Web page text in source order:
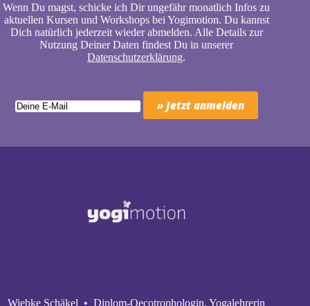
Wenn Du magst, schicke ich Dir ungefähr monatlich Infos zu
aktuellen Kursen und Workshops bei Yogimotion. Du kannst
Dich natürlich jederzeit wieder abmelden. Alle Details zur
Nutzung Deiner Daten findest Du in unserer
Datenschutzerklärung.
Wiebke Schäkel • Diplom-Oecotrophologin, Yogalehrerin